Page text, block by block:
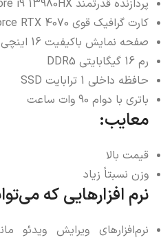
پردازنده قدرتمند Intel Core i9 13980HX
کارت گرافیک قوی NVIDIA GeForce RTX 4070
صفحه نمایش باکیفیت 16 اینچی WQXGA
رم 16 گیگابایتی DDR5
حافظه داخلی 1 ترابایت SSD
باتری با دوام 90 وات ساعت
معایب:
قیمت بالا
وزن نسبتاً زیاد
نرم افزارهایی که